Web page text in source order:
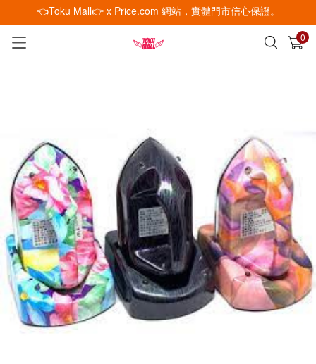
👈Toku Mall👉 x Price.com 網站，實體門市信心保證。
0
已加入購物車 查看